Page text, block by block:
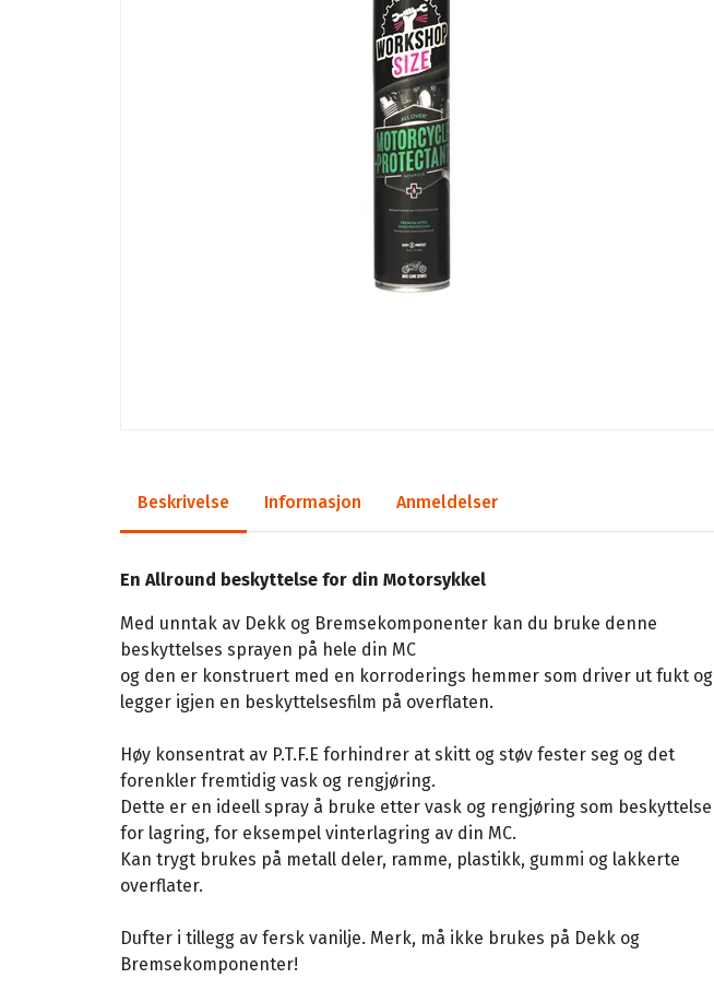
Beskrivelse Informasjon Anmeldelser
En Allround beskyttelse for din Motorsykkel
Med unntak av Dekk og Bremsekomponenter kan du bruke denne
beskyttelses sprayen på hele din MC
og den er konstruert med en korroderings hemmer som driver ut fukt og
legger igjen en beskyttelsesfilm på overflaten.
Høy konsentrat av P.T.F.E forhindrer at skitt og støv fester seg og det
forenkler fremtidig vask og rengjøring.
Dette er en ideell spray å bruke etter vask og rengjøring som beskyttelse
for lagring, for eksempel vinterlagring av din MC.
Kan trygt brukes på metall deler, ramme, plastikk, gummi og lakkerte
overflater.
Dufter i tillegg av fersk vanilje. Merk, må ikke brukes på Dekk og
Bremsekomponenter!